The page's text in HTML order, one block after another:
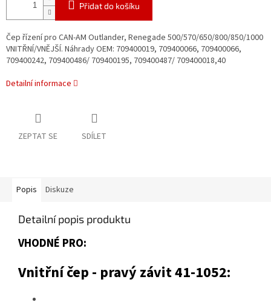
Přidat do košíku
Čep řízení pro CAN-AM Outlander, Renegade 500/570/650/800/850/1000
VNITŘNÍ/VNĚJŠÍ. Náhrady OEM: 709400019, 709400066, 709400066,
709400242, 709400486/ 709400195, 709400487/ 709400018,40
Detailní informace
ZEPTAT SE SDÍLET
Popis Diskuze
Detailní popis produktu
VHODNÉ PRO:
Vnitřní čep - pravý závit 41-1052: